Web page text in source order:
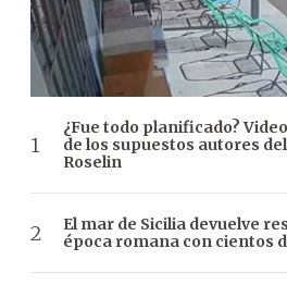
¿Fue todo planificado?
de los supuestos autores
Roselin
El mar de Sicilia devuelve
época romana con cientos